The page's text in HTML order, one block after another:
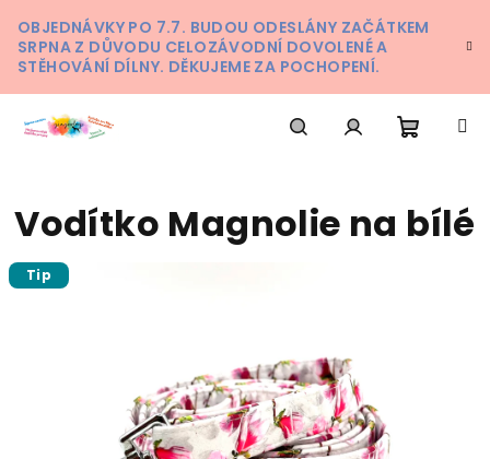
na
obsah
OBJEDNÁVKY PO 7.7. BUDOU ODESLÁNY ZAČÁTKEM
SRPNA Z DŮVODU CELOZÁVODNÍ DOVOLENÉ A
STĚHOVÁNÍ DÍLNY. DĚKUJEME ZA POCHOPENÍ.
košík
Vodítko Magnolie na bílé
Tip